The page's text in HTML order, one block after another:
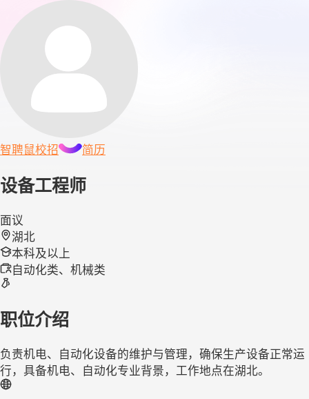
智聘鼠校招 简历
设备工程师
面议
湖北
本科及以上
自动化类、机械类
职位介绍
负责机电、自动化设备的维护与管理，确保生产设备正常运
行，具备机电、自动化专业背景，工作地点在湖北。